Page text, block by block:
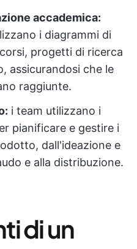
accademica:
i diagrammi di
progetti di ricerca
assicurandosi che le
raggiunte.
i team utilizzano i
pianificare e gestire i
dall'ideazione e
e alla distribuzione.
di un